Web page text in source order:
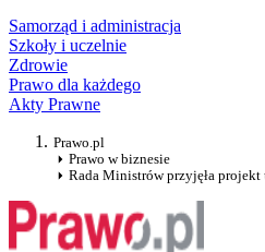
Samorząd i administracja
Szkoły i uczelnie
Zdrowie
Prawo dla każdego
Akty Prawne
Prawo.pl
Prawo w biznesie
Rada Ministrów przyjęła projekt